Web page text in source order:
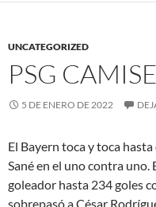
UNCATEGORIZED
PSG
5 DE ENERO DE 2022
El Bayern toca y toca
Sané en el uno contra
goleador hasta 234 goles
sobrepasó a César